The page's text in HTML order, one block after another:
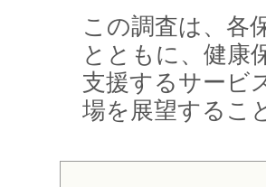
この調査は、各
とともに、健康
支援するサービ
場を展望するこ